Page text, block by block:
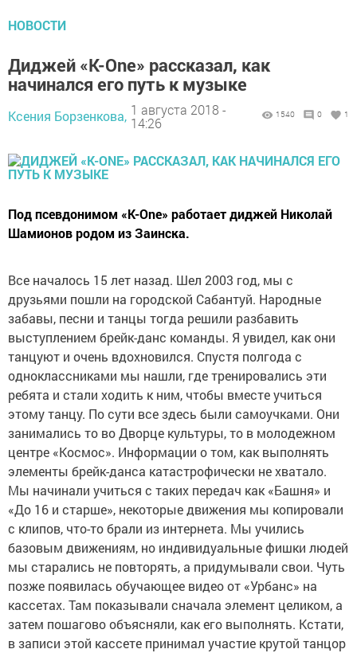
НОВОСТИ
Диджей «K-Оne» рассказал, как
начинался его путь к музыке
Ксения Борзенкова, 1 августа 2018 -
14:26
1540 0 1
Под псевдонимом «K-Оne» работает диджей Николай
Шамионов родом из Заинска.
Все началось 15 лет назад. Шел 2003 год, мы с
друзьями пошли на городской Сабантуй. Народные
забавы, песни и танцы тогда решили разбавить
выступлением брейк-данс команды. Я увидел, как они
танцуют и очень вдохновился. Спустя полгода с
одноклассниками мы нашли, где тренировались эти
ребята и стали ходить к ним, чтобы вместе учиться
этому танцу. По сути все здесь были самоучками. Они
занимались то во Дворце культуры, то в молодежном
центре «Космос». Информации о том, как выполнять
элементы брейк-данса катастрофически не хватало.
Мы начинали учиться с таких передач как «Башня» и
«До 16 и старше», некоторые движения мы копировали
с клипов, что-то брали из интернета. Мы учились
базовым движениям, но индивидуальные фишки людей
мы старались не повторять, а придумывали свои. Чуть
позже появилась обучающее видео от «Урбанс» на
кассетах. Там показывали сначала элемент целиком, а
затем пошагово объясняли, как его выполнять. Кстати,
в записи этой кассете принимал участие крутой танцор